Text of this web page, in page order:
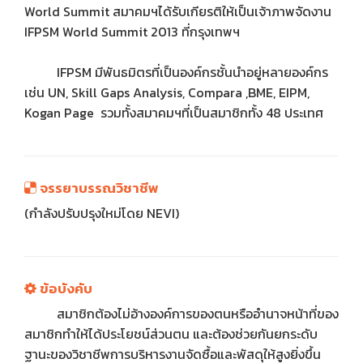
World Summit สมาคมฯได้รับเกียรติให้เป็นเจ้าภาพจัดงาน
IFPSM World Summit 2013 ที่กรุงเทพฯ
IFPSM มีพันธมิตรที่เป็นองค์กรชั้นนำอยู่หลายองค์กร
เช่น UN, Skill Gaps Analysis, Compara ,BME, EIPM,
Kogan Page รวมทั้งสมาคมฯที่เป็นสมาชิกทั้ง 48 ประเทศ
จรรยาบรรณวิชาชีพ
(กำลังปรับปรุงใหม่โดย NEVI)
ข้อบังคับ
สมาชิกต้องไม่อ้างองค์การของตนหรืออํานาจหน้าที่ของ
สมาชิกทําให้ได้ประโยชน์ส่วนตน และต้องช่วยกันยกระดับ
ฐานะของวิชาชีพการบริหารงานจัดซื้อและพัสดุให้สูงยิ่งขึ้น